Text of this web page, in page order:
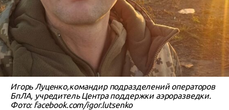
Игорь Луценко,командир подразделений операторов
БпЛА, учредитель Центра поддержки аэроразведки.
Фото: facebook.com/igor.lutsenko